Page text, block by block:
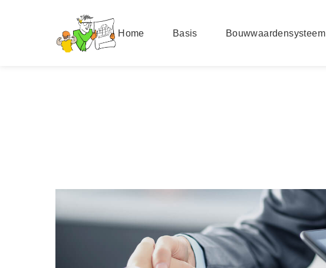
Home Basis Bouwwaardensysteem